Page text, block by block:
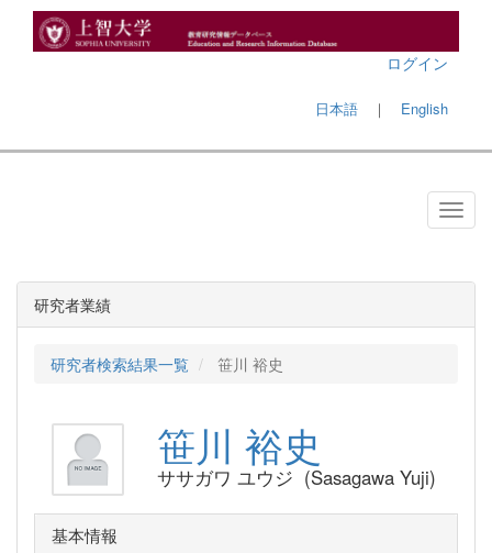
ログイン
日本語 ｜ English
研究者業績
研究者検索結果一覧 笹川 裕史
笹川 裕史
ササガワ ユウジ (Sasagawa Yuji)
基本情報